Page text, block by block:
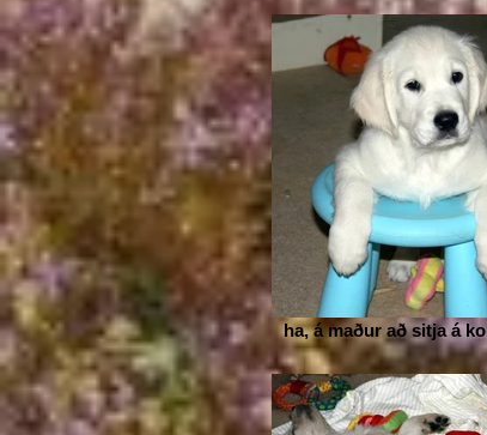
ha, á maður að sitja á